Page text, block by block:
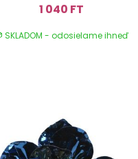
1 040 FT
SKLADOM - odosielame ihneď